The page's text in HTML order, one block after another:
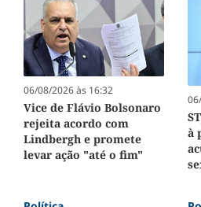
06/08/2026 às 16:32
Vice de Flávio Bolsonaro
rejeita acordo com
Lindbergh e promete
levar ação "até o fim"
à